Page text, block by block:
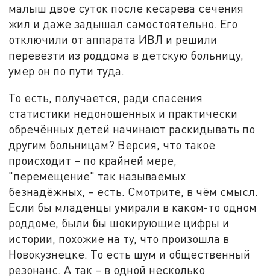
малыш двое суток после кесарева сечения
жил и даже задышал самостоятельно. Его
отключили от аппарата ИВЛ и решили
перевезти из роддома в детскую больницу,
умер он по пути туда.
То есть, получается, ради спасения
статистики недоношенных и практически
обречённых детей начинают раскидывать по
другим больницам? Версия, что такое
происходит – по крайней мере,
"перемещение" так называемых
безнадёжных, – есть. Смотрите, в чём смысл.
Если бы младенцы умирали в каком-то одном
роддоме, были бы шокирующие цифры и
истории, похожие на ту, что произошла в
Новокузнецке. То есть шум и общественный
резонанс. А так – в одной несколько